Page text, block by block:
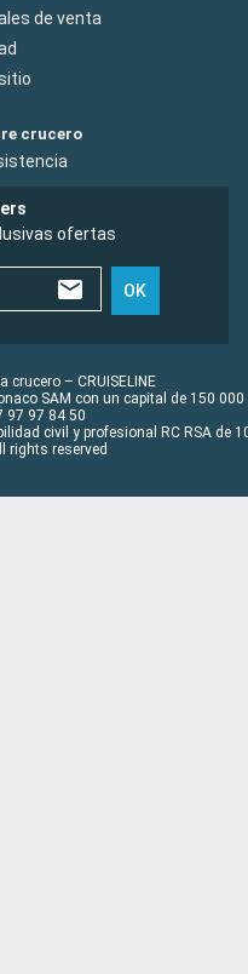
de venta
crucero
ofertas
OK
crucero – CRUISELINE
SAM con un capital de 150 000
97 97 84 50
civil y profesional RC RSA de
rights reserved